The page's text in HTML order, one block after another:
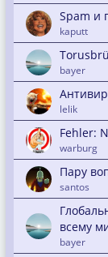
Spam и
kaputt
bayer
lelik
Fehler:
warburg
Пару
santos
всему
bayer